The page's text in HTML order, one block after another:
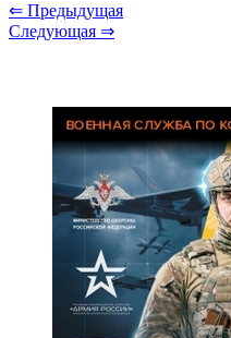
⇐ Предыдущая
Следующая ⇒